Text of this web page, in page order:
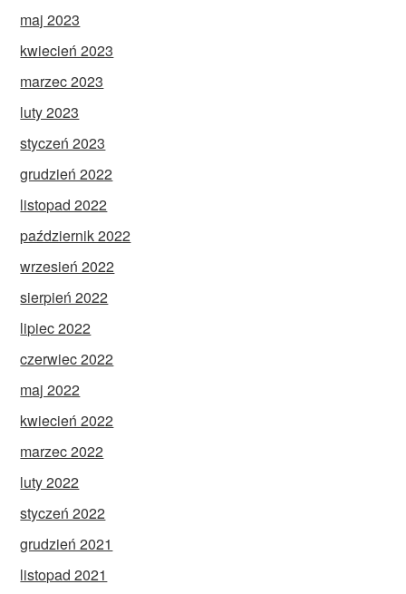
maj 2023
kwiecień 2023
marzec 2023
luty 2023
styczeń 2023
grudzień 2022
listopad 2022
październik 2022
wrzesień 2022
sierpień 2022
lipiec 2022
czerwiec 2022
maj 2022
kwiecień 2022
marzec 2022
luty 2022
styczeń 2022
grudzień 2021
listopad 2021